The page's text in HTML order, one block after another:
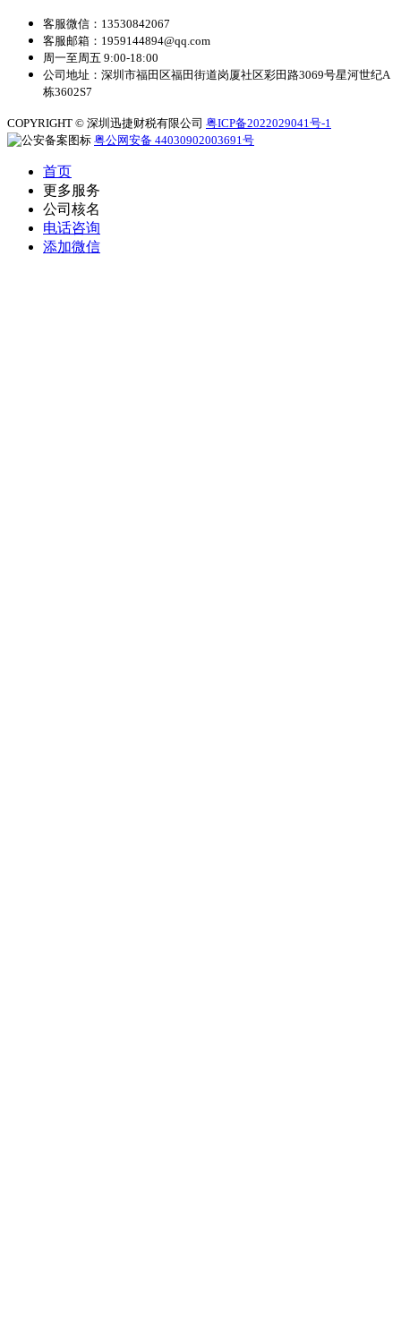
客服微信：13530842067
客服邮箱：1959144894@qq.com
周一至周五 9:00-18:00
公司地址：深圳市福田区福田街道岗厦社区彩田路3069号星河世纪A
栋3602S7
COPYRIGHT © 深圳迅捷财税有限公司 粤ICP备2022029041号-1
粤公网安备 44030902003691号
首页
更多服务
公司核名
电话咨询
添加微信